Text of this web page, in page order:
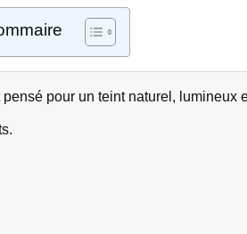
pour un teint naturel, lumineux